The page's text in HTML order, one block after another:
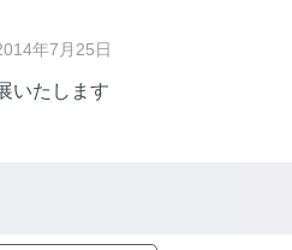
年7月25日
いたします